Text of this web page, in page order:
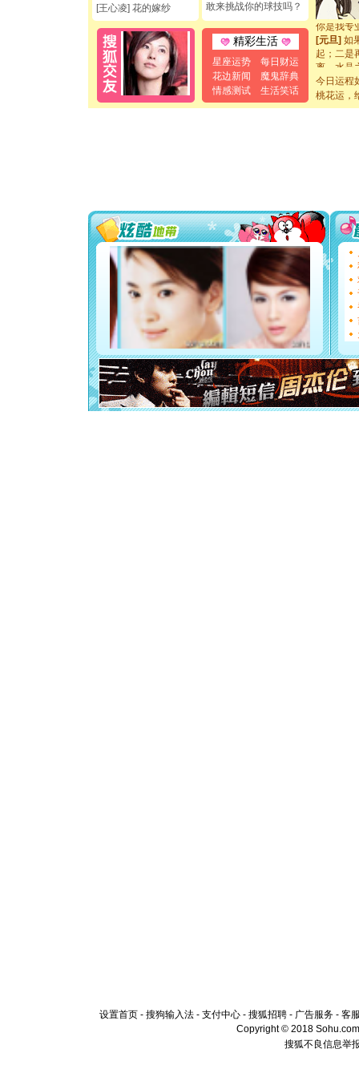
[王心凌] 花的嫁纱
敢来挑战你的球技吗？
精彩生活
星座运势
每日财运
花边新闻
魔鬼辞典
情感测试
生活笑话
断电。爱
你是我专
[元旦]如
起；二是
离。水晶
[元旦]当
泣，这痛
卖了。水
你太多，
要平安
[圣诞节]
能正大
都要快乐
[圣诞节]
如意,快
[元旦]
看
断电。
你是我
[元旦]
起；二是
离。水晶
[元旦]当
泣，这痛
今日运程
桃花运，
设置首页 - 搜狗输入法 - 支付中心 - 搜狐招聘 - 广告服务 - 客
Copyright © 2018
搜狐不良信息举